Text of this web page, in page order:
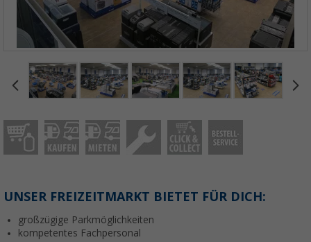
UNSER FREIZEITMARKT BIETET FÜR DICH:
großzügige Parkmöglichkeiten
kompetentes Fachpersonal